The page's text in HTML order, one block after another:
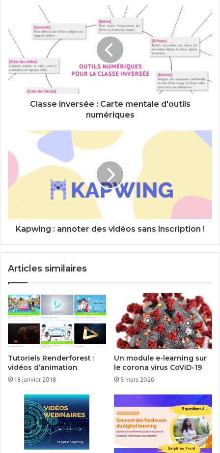
:
Carte
mentale
d'outils
numériques
Classe inversée : Carte mentale d'outils
numériques
Kapwing
annoter
des
vidéos
sans
Kapwing : annoter des vidéos sans inscription !
Articles similaires
Tutoriels Renderforest :
vidéos d’animation
18 janvier 2018
Un module e-learning sur
le corona virus CoViD-19
5 mars 2020